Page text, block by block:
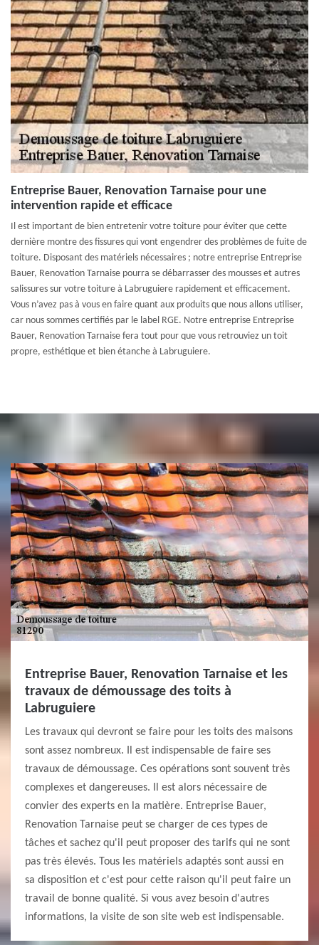
Entreprise Bauer, Renovation Tarnaise pour une
intervention rapide et efficace
Il est important de bien entretenir votre toiture pour éviter que cette
dernière montre des fissures qui vont engendrer des problèmes de fuite de
toiture. Disposant des matériels nécessaires ; notre entreprise Entreprise
Bauer, Renovation Tarnaise pourra se débarrasser des mousses et autres
salissures sur votre toiture à Labruguiere rapidement et efficacement.
Vous n’avez pas à vous en faire quant aux produits que nous allons utiliser,
car nous sommes certifiés par le label RGE. Notre entreprise Entreprise
Bauer, Renovation Tarnaise fera tout pour que vous retrouviez un toit
propre, esthétique et bien étanche à Labruguiere.
Entreprise Bauer, Renovation Tarnaise et les
travaux de démoussage des toits à
Labruguiere
Les travaux qui devront se faire pour les toits des maisons
sont assez nombreux. Il est indispensable de faire ses
travaux de démoussage. Ces opérations sont souvent très
complexes et dangereuses. Il est alors nécessaire de
convier des experts en la matière. Entreprise Bauer,
Renovation Tarnaise peut se charger de ces types de
tâches et sachez qu'il peut proposer des tarifs qui ne sont
pas très élevés. Tous les matériels adaptés sont aussi en
sa disposition et c'est pour cette raison qu'il peut faire un
travail de bonne qualité. Si vous avez besoin d'autres
informations, la visite de son site web est indispensable.